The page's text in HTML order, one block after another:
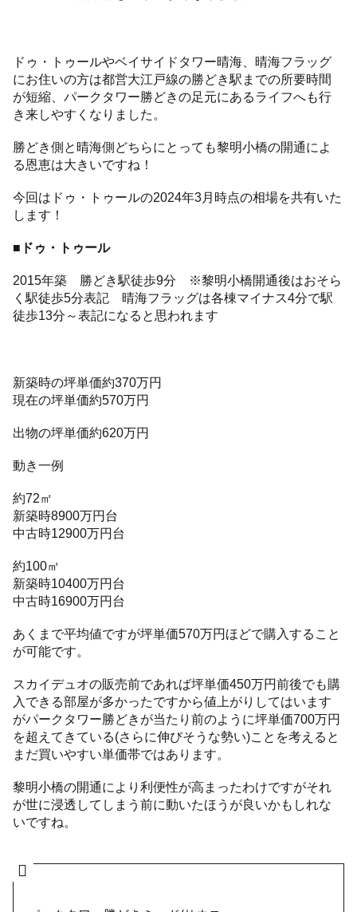
ドゥ・トゥールやベイサイドタワー晴海、晴海フラッグ
にお住いの方は都営大江戸線の勝どき駅までの所要時間
が短縮、パークタワー勝どきの足元にあるライフへも行
き来しやすくなりました。
勝どき側と晴海側どちらにとっても黎明小橋の開通によ
る恩恵は大きいですね！
今回はドゥ・トゥールの2024年3月時点の相場を共有いた
します！
■ドゥ・トゥール
2015年築 勝どき駅徒歩9分 ※黎明小橋開通後はおそら
く駅徒歩5分表記 晴海フラッグは各棟マイナス4分で駅
徒歩13分～表記になると思われます
新築時の坪単価約370万円
現在の坪単価約570万円
出物の坪単価約620万円
動き一例
約72㎡
新築時8900万円台
中古時12900万円台
約100㎡
新築時10400万円台
中古時16900万円台
あくまで平均値ですが坪単価570万円ほどで購入すること
が可能です。
スカイデュオの販売前であれば坪単価450万円前後でも購
入できる部屋が多かったですから値上がりしてはいます
がパークタワー勝どきが当たり前のように坪単価700万円
を超えてきている(さらに伸びそうな勢い)ことを考えると
まだ買いやすい単価帯ではあります。
黎明小橋の開通により利便性が高まったわけですがそれ
が世に浸透してしまう前に動いたほうが良いかもしれな
いですね。